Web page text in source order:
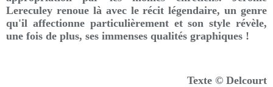
Lereculey renoue là avec le récit légendaire, un genre
qu'il affectionne particulièrement et son style révèle,
une fois de plus, ses immenses qualités graphiques !
Texte © Delcourt